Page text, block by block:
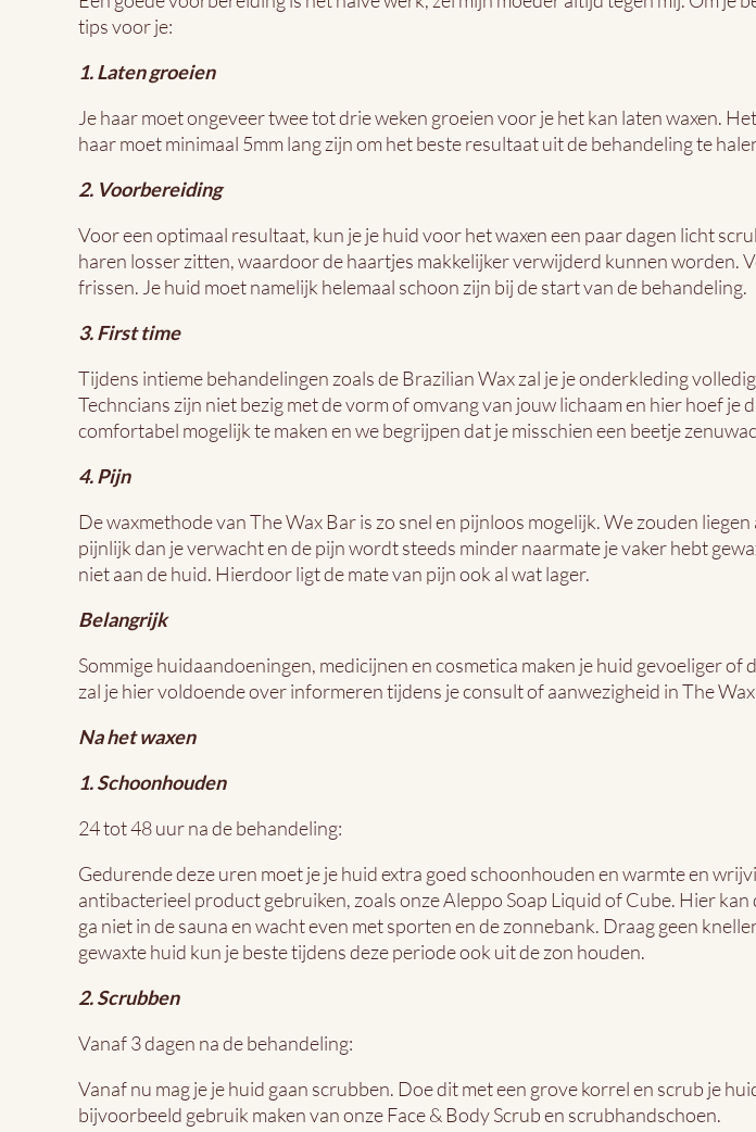
tips voor je:
1. Laten groeien
Je haar moet ongeveer twee tot drie weken groeien voor je het kan laten waxen.
haar moet minimaal 5mm lang zijn om het beste resultaat uit de behandeling te
2. Voorbereiding
Voor een optimaal resultaat, kun je je huid voor het waxen een paar dagen licht
haren losser zitten, waardoor de haartjes makkelijker verwijderd kunnen worden.
frissen. Je huid moet namelijk helemaal schoon zijn bij de start van de behandeling.
3. First time
Tijdens intieme behandelingen zoals de Brazilian Wax zal je je onderkleding
Techncians zijn niet bezig met de vorm of omvang van jouw lichaam en hier hoef
comfortabel mogelijk te maken en we begrijpen dat je misschien een beetje
4. Pijn
De waxmethode van The Wax Bar is zo snel en pijnloos mogelijk. We zouden
pijnlijk dan je verwacht en de pijn wordt steeds minder naarmate je vaker hebt
niet aan de huid. Hierdoor ligt de mate van pijn ook al wat lager.
Belangrijk
Sommige huidaandoeningen, medicijnen en cosmetica maken je huid gevoeliger
zal je hier voldoende over informeren tijdens je consult of aanwezigheid in The
Na het waxen
1. Schoonhouden
24 tot 48 uur na de behandeling:
Gedurende deze uren moet je je huid extra goed schoonhouden en warmte en
antibacterieel product gebruiken, zoals onze Aleppo Soap Liquid of Cube. Hier
ga niet in de sauna en wacht even met sporten en de zonnebank. Draag geen
gewaxte huid kun je beste tijdens deze periode ook uit de zon houden.
2. Scrubben
Vanaf 3 dagen na de behandeling:
Vanaf nu mag je je huid gaan scrubben. Doe dit met een grove korrel en scrub je
bijvoorbeeld gebruik maken van onze Face & Body Scrub en scrubhandschoen.